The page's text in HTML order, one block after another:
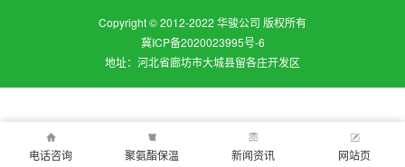
Copyright © 2012-2022 华骏公司 版权所有
冀ICP备2020023995号-6
地址：河北省廊坊市大城县留各庄开发区
电话咨询 聚氨酯保温 新闻资讯 网站页